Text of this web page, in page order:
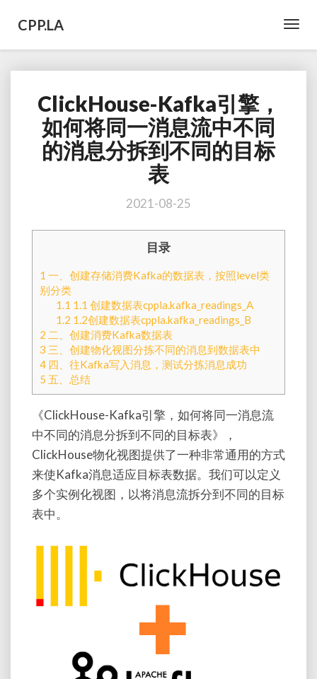
CPP.LA
ClickHouse-
Kafka
引
擎，
如
何
同
消
息
流
中
不
同
的
消
息
拆
到
不
同
的
目
标
表
ClickHouse-Kafka引擎，
如何将同一消息流中不同
的消息分拆到不同的目标
表
2021-08-25
目录
1 一、创建存储消费Kafka的数据表，按照level类
别分类
1.1 1.1 创建数据表cppla.kafka_readings_A
1.2 1.2创建数据表cppla.kafka_readings_B
2 二、创建消费Kafka数据表
3 三、创建物化视图分拣不同的消息到数据表中
4 四、往Kafka写入消息，测试分拣消息成功
5 五、总结
《ClickHouse-Kafka引擎，如何将同一消息流
中不同的消息分拆到不同的目标表》，
ClickHouse物化视图提供了一种非常通用的方式
来使Kafka消息适应目标表数据。我们可以定义
多个实例化视图，以将消息流拆分到不同的目标
表中。